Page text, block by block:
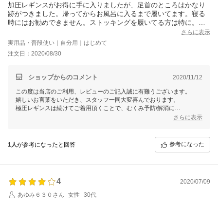
加圧レギンスがお得に手に入りましたが、足首のところはかなり
跡がつきました。帰ってからお風呂に入るまで履いてます。寝る
時にはお勧めできません。ストッキングを履いてる方は特に。あ
細身の方にお勧めします。
さらに表示
実用品・普段使い｜自分用｜はじめて
注文日：2020/08/30
ショップからのコメント 2020/11/12
この度は当店のご利用、レビューのご記入誠に有難うございます。
嬉しいお言葉をいただき、スタッフ一同大変喜んでおります。
極圧レギンスは続けてご着用頂くことで、むくみ予防/解消に
さらに表示
1人が参考になったと回答 参考になった
4
2020/07/09
あゆみ６３０さん
女性 30代